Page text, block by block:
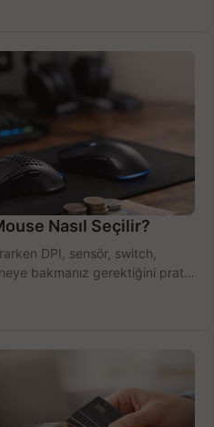
Nasıl Seçilir?
DPI, sensör, switch,
bakmanız gerektiğini pratik